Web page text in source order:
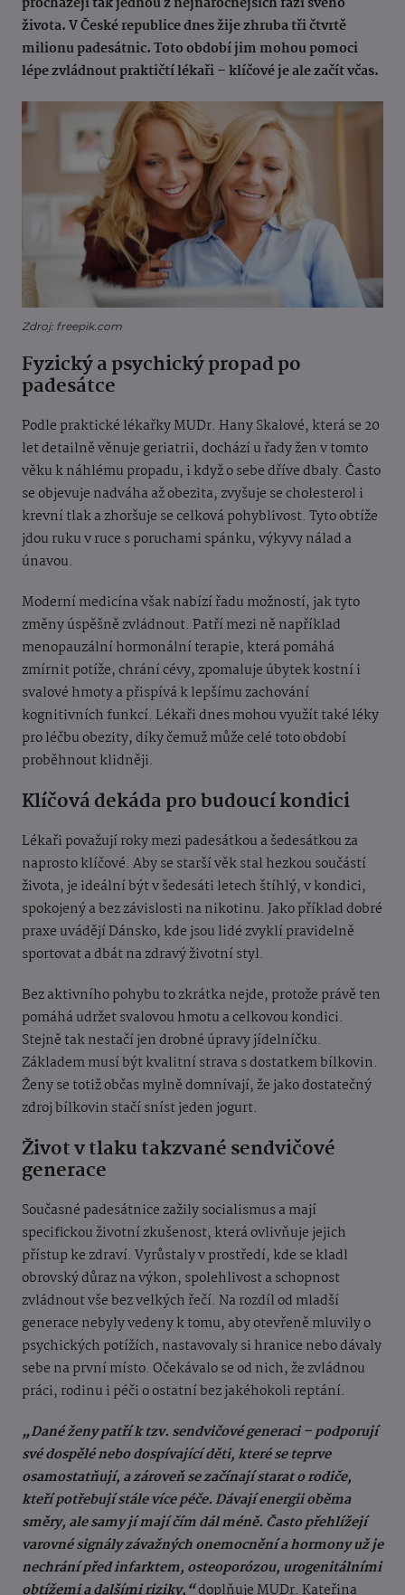
života. V České republice dnes žije zhruba tři čtvrtě
milionu padesátnic. Toto období jim mohou pomoci
lépe zvládnout praktičtí lékaři – klíčové je ale začít včas.
Zdroj: freepik.com
Fyzický a psychický propad po
padesátce
Podle praktické lékařky MUDr. Hany Skalové, která se 20
let detailně věnuje geriatrii, dochází u řady žen v tomto
věku k náhlému propadu, i když o sebe dříve dbaly. Často
se objevuje nadváha až obezita, zvyšuje se cholesterol i
krevní tlak a zhoršuje se celková pohyblivost. Tyto obtíže
jdou ruku v ruce s poruchami spánku, výkyvy nálad a
únavou.
Moderní medicína však nabízí řadu možností, jak tyto
změny úspěšně zvládnout. Patří mezi ně například
menopauzální hormonální terapie, která pomáhá
zmírnit potíže, chrání cévy, zpomaluje úbytek kostní i
svalové hmoty a přispívá k lepšímu zachování
kognitivních funkcí. Lékaři dnes mohou využít také léky
pro léčbu obezity, díky čemuž může celé toto období
proběhnout klidněji.
Klíčová dekáda pro budoucí kondici
Lékaři považují roky mezi padesátkou a šedesátkou za
naprosto klíčové. Aby se starší věk stal hezkou součástí
života, je ideální být v šedesáti letech štíhlý, v kondici,
spokojený a bez závislosti na nikotinu. Jako příklad dobré
praxe uvádějí Dánsko, kde jsou lidé zvyklí pravidelně
sportovat a dbát na zdravý životní styl.
Bez aktivního pohybu to zkrátka nejde, protože právě ten
pomáhá udržet svalovou hmotu a celkovou kondici.
Stejně tak nestačí jen drobné úpravy jídelníčku.
Základem musí být kvalitní strava s dostatkem bílkovin.
Ženy se totiž občas mylně domnívají, že jako dostatečný
zdroj bílkovin stačí sníst jeden jogurt.
Život v tlaku takzvané sendvičové
generace
Současné padesátnice zažily socialismus a mají
specifickou životní zkušenost, která ovlivňuje jejich
přístup ke zdraví. Vyrůstaly v prostředí, kde se kladl
obrovský důraz na výkon, spolehlivost a schopnost
zvládnout vše bez velkých řečí. Na rozdíl od mladší
generace nebyly vedeny k tomu, aby otevřeně mluvily o
psychických potížích, nastavovaly si hranice nebo dávaly
sebe na první místo. Očekávalo se od nich, že zvládnou
práci, rodinu i péči o ostatní bez jakéhokoli reptání.
„Dané ženy patří k tzv. sendvičové generaci – podporují
své dospělé nebo dospívající děti, které se teprve
osamostatňují, a zároveň se začínají starat o rodiče,
kteří potřebují stále více péče. Dávají energii oběma
směry, ale samy jí mají čím dál méně. Často přehlížejí
varovné signály závažných onemocnění a hormony už je
nechrání před infarktem, osteoporózou, urogenitálními